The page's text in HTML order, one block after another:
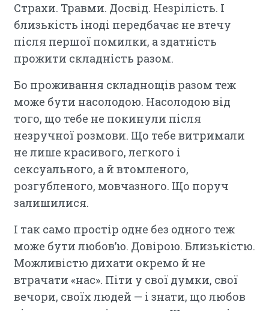
Страхи. Травми. Досвід. Незрілість. І
близькість іноді передбачає не втечу
після першої помилки, а здатність
прожити складність разом.
Бо проживання складнощів разом теж
може бути насолодою. Насолодою від
того, що тебе не покинули після
незручної розмови. Що тебе витримали
не лише красивого, легкого і
сексуального, а й втомленого,
розгубленого, мовчазного. Що поруч
залишилися.
І так само простір одне без одного теж
може бути любов’ю. Довірою. Близькістю.
Можливістю дихати окремо й не
втрачати «нас». Піти у свої думки, свої
вечори, своїх людей — і знати, що любов